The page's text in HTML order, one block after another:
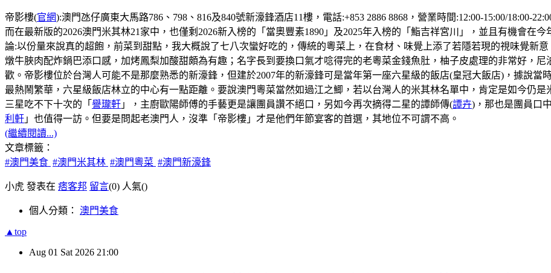
帝影樓(官網):澳門氹仔廣東大馬路786、798、816及840號新濠鋒酒店11樓，電話:+853 2886 8868，營業時間:12:00-15:00/18:00-
而在最新版的2026澳門米其林21家中，也僅剩2026新入榜的「當奧豐素1890」及2025年入榜的「鮨吉祥宮川」，並且有機會在
論:以份量來說真的超飽，前菜到甜點，我大概說了七八次蠻好吃的，傳統的粵菜上，在食材、味覺上添了若隱若現的視味覺新
燉牛脥肉配炸鍋巴添口感，加烤鳳梨加酸甜頗為有趣；名字長到要換口氣才唸得完的老粵菜金錢魚肚，柚子皮處理的非常好，
歡。帝影樓位於台灣人可能不是那麼熟悉的新濠鋒，但建於2007年的新濠鋒可是當年第一座六星級的飯店(皇冠大飯店)，據說
最熱鬧繁華，六星級飯店林立的中心有一點距離。要說澳門粵菜當然如過江之鯽，若以台灣人的米其林名單中，肯定是如今仍
三星吃不下十次的「 譽瓏軒 」，主廚歐陽師傅的手藝更是讓團員讚不絕口，另如今再次摘得二星的譚師傳(譚卉)，那也是團員口
利軒 」也值得一訪。但要是問起老澳門人，沒準「帝影樓」才是他們年節宴客的首選，其地位不可謂不高。
(繼續閱讀...)
文章標籤：
#澳門美食 #澳門米其林 #澳門粵菜 #澳門新濠鋒
小虎 發表在 痞客邦 留言(0) 人氣()
個人分類： 澳門美食
▲top
Aug 01 Sat 2026 21:00